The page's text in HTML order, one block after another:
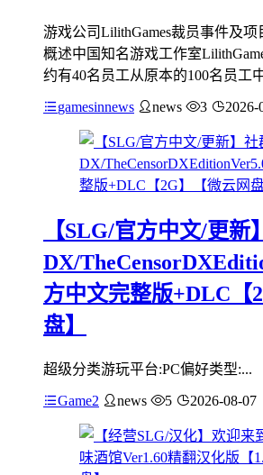
游戏公司LilithGames裁员事件及
概述中国知名游戏工作室
约有40名员工从原本的100名员工
gamesinnews news 3 2026-
【SLG/官方中文/更新
DX/
方中文完整版+DLC【
盘】
超级分类游玩平台:PC偏好类型:...
Game2 news 5 2026-08-07